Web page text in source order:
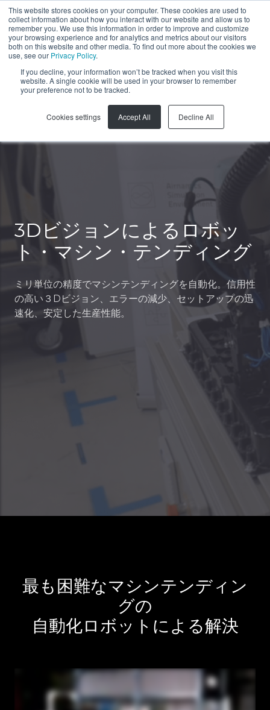
This website stores cookies on your computer. These cookies are used to
collect information about how you interact with our website and allow us to
remember you. We use this information in order to improve and customize
your browsing experience and for analytics and metrics about our visitors
both on this website and other media. To find out more about the cookies we
use, see our Privacy Policy.
If you decline, your information won’t be tracked when you visit this
website. A single cookie will be used in your browser to remember
your preference not to be tracked.
Cookies settings Accept All Decline All
JA
3Dビジョンによるロボッ
ト・マシン・テンディング
ミリ単位の精度でマシンテンディングを自動化。信用性
の高い３Dビジョン、エラーの減少、セットアップの迅
速化、安定した生産性能。
最も困難なマシンテンディン
グの
自動化ロボットによる解決